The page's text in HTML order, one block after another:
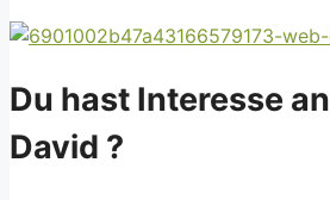
Du hast Interesse an
David ?